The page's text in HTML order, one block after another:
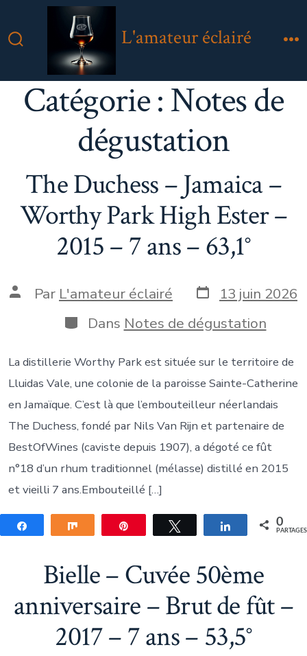
au
Bascule
Rechercher
L'amateur éclairé
Catégorie :Notes de
dégustation
The Duchess – Jamaica –
Worthy Park High Ester –
2015 – 7 ans – 63,1°
Auteur
publication
Par L'amateur éclairé Date
de
publication
13 juin 2026
Catégories
Dans Notes de dégustation
La distillerie Worthy Park est située sur le territoire de
Lluidas Vale, une colonie de la paroisse Sainte-Catherine
en Jamaïque. C’est là que l’embouteilleur néerlandais
The Duchess, fondé par Nils Van Rijn et partenaire de
BestOfWines (caviste depuis 1907), a dégoté ce fût
n°18 d’un rhum traditionnel (mélasse) distillé en 2015
et vieilli 7 ans.Embouteillé […]
Partagez Partagez Tweetez Partagez 0
PARTAGES
Bielle – Cuvée 50ème
anniversaire – Brut de fût –
2017 – 7 ans – 53,5°